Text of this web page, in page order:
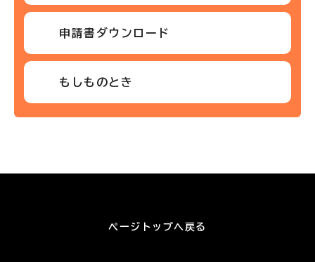
申請書ダウンロード
もしものとき
ページトップへ戻る